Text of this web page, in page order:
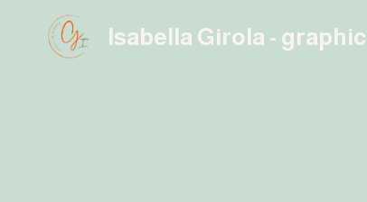
contenuto
Isabella Girola -